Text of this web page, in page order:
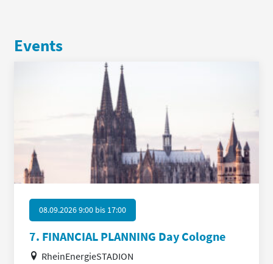
Events
08.09.2026 9:00 bis 17:00
7. FINANCIAL PLANNING Day Cologne
RheinEnergieSTADION